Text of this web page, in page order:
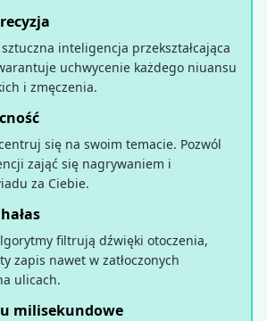
inteligencja przekształcająca
uchwycenie każdego niuansu
i zmęczenia.
się na swoim temacie. Pozwól
zająć się nagrywaniem i
za Ciebie.
filtrują dźwięki otoczenia,
zapis nawet w zatłoczonych
ulicach.
milisekundowe